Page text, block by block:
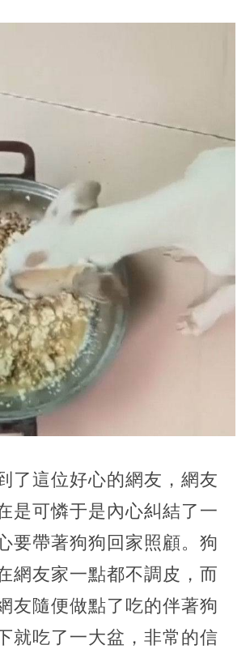
了這位好心的網友，網友
是可憐于是內心糾結了一
要帶著狗狗回家照顧。狗
網友家一點都不調皮，而
友隨便做點了吃的伴著狗
就吃了一大盆，非常的信